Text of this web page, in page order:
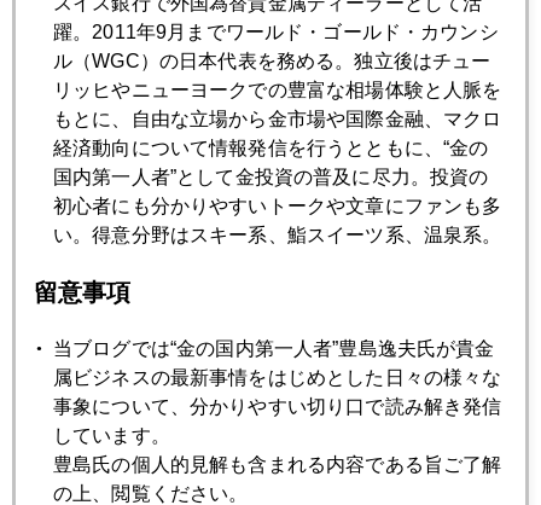
インド人の赤ちゃん。耳に注目。金のピアスが。ブレスも。
2012年
1月 2月 3月 4月 5月 6月
7月 8月
躍。2011年9月までワールド・ゴールド・カウンシ
ル（WGC）の日本代表を務める。独立後はチュー
リッヒやニューヨークでの豊富な相場体験と人脈を
もとに、自由な立場から金市場や国際金融、マクロ
経済動向について情報発信を行うとともに、“金の
国内第一人者”として金投資の普及に尽力。投資の
初心者にも分かりやすいトークや文章にファンも多
い。得意分野はスキー系、鮨スイーツ系、温泉系。
留意事項
当ブログでは“金の国内第一人者”豊島逸夫氏が貴金
属ビジネスの最新事情をはじめとした日々の様々な
事象について、分かりやすい切り口で読み解き発信
しています。
豊島氏の個人的見解も含まれる内容である旨ご了解
の上、閲覧ください。